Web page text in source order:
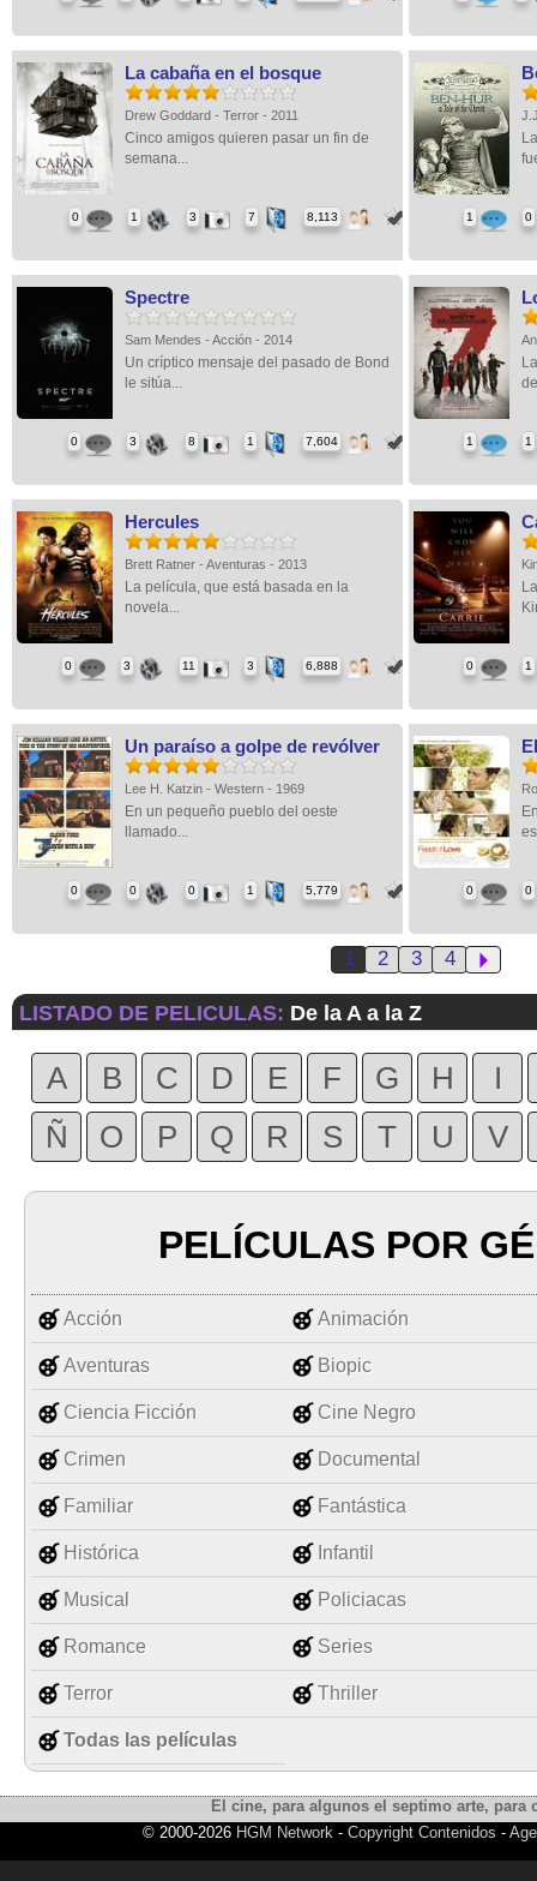
La cabaña en el bosque
Drew Goddard - Terror - 2011
Cinco amigos quieren pasar un fin de
semana...
0 1 3 7 8,113 1 0
Spectre
Sam Mendes - Acción - 2014
Un críptico mensaje del pasado de Bond
le sitúa...
0 3 8 1 7,604 1 1
Hercules
Brett Ratner - Aventuras - 2013
La película, que está basada en la
novela...
0 3 11 3 6,888 0 1
Un paraíso a golpe de revólver
Lee H. Katzin - Western - 1969
En un pequeño pueblo del oeste
llamado...
0 0 0 1 5,779 0 0
1 2 3 4
LISTADO DE PELICULAS: De la A a la Z
A B C D E F G H
I
Ñ
O P Q R S T U V
PELÍCULAS POR
Acción Animación
Aventuras Biopic
Ciencia Ficción Cine Negro
Crimen Documental
Familiar Fantástica
Histórica Infantil
Musical Policiacas
Romance Series
Terror Thriller
Todas las películas
El cine, para algunos el septimo arte,
© 2000-2026 HGM Network- Copyright Contenidos -